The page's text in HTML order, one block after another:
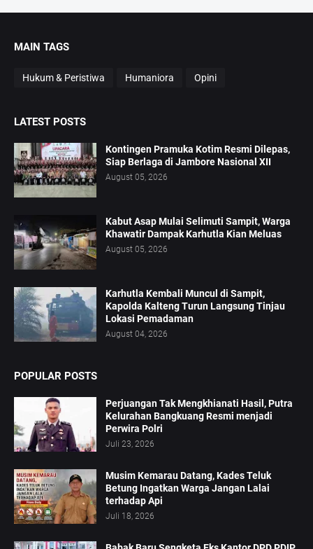
MAIN TAGS
Hukum & Peristiwa Humaniora Opini
LATEST POSTS
Kontingen Pramuka Kotim Resmi Dilepas,
Siap Berlaga di Jambore Nasional XII
August 05, 2026
Kabut Asap Mulai Selimuti Sampit, Warga
Khawatir Dampak Karhutla Kian Meluas
August 05, 2026
Karhutla Kembali Muncul di Sampit,
Kapolda Kalteng Turun Langsung Tinjau
Lokasi Pemadaman
August 04, 2026
POPULAR POSTS
Perjuangan Tak Mengkhianati Hasil, Putra
Kelurahan Bangkuang Resmi menjadi
Perwira Polri
Juli 23, 2026
Musim Kemarau Datang, Kades Teluk
Betung Ingatkan Warga Jangan Lalai
terhadap Api
Juli 18, 2026